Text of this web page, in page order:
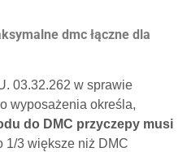
dmc łączne dla
03.32.262 w sprawie
wyposażenia określa,
do DMC przyczepy musi
1/3 większe niż DMC